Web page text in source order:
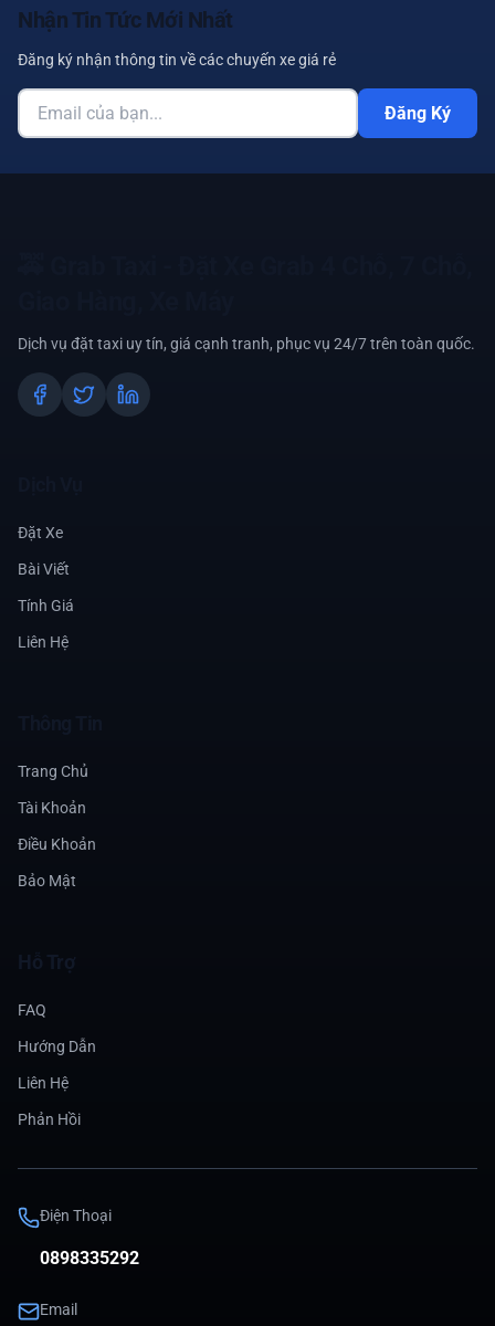
Nhận Tin Tức Mới Nhất
Đăng ký nhận thông tin về các chuyến xe giá rẻ
Đăng Ký
Dịch vụ đặt taxi uy tín, giá cạnh tranh, phục vụ 24/7 trên toàn quốc.
Đặt Xe
Bài Viết
Tính Giá
Liên Hệ
Trang Chủ
Tài Khoản
Điều Khoản
Bảo Mật
Hỗ Trợ
FAQ
Hướng Dẫn
Liên Hệ
Phản Hồi
Điện Thoại
0898335292
Email